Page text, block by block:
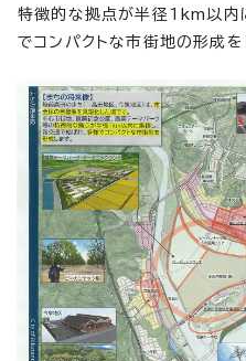
特徴的な拠点が半径1km以内
でコンパクトな市街地の形成を